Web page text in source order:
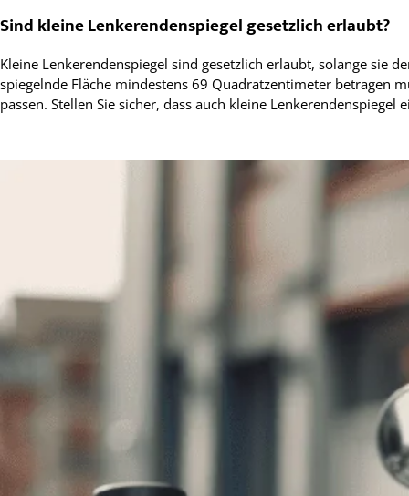
Sind kleine Lenkerendenspiegel gesetzlich erlaubt?
Kleine Lenkerendenspiegel sind gesetzlich erlaubt, solange sie
spiegelnde Fläche mindestens 69 Quadratzentimeter betragen
passen. Stellen Sie sicher, dass auch kleine